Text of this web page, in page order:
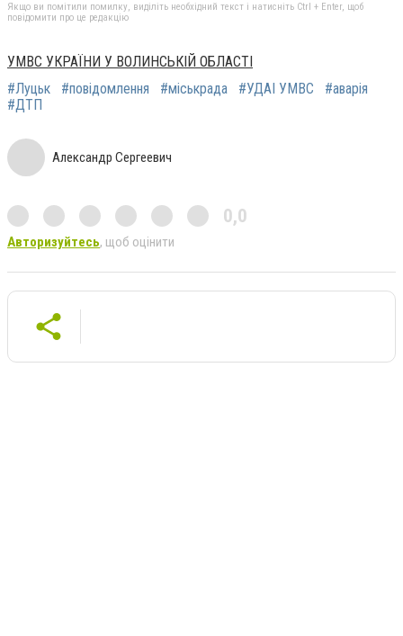
Якщо ви помітили помилку, виділіть необхідний текст і натисніть Ctrl + Enter, щоб
повідомити про це редакцію
УМВС УКРАЇНИ У ВОЛИНСЬКІЙ ОБЛАСТІ
#Луцьк
#повідомлення #міськрада #УДАІ УМВС
#аварія
#ДТП
Александр Сергеевич
0,0
Авторизуйтесь, щоб оцінити